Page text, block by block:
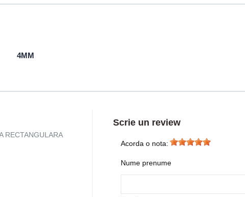
4MM
RECTANGULARA
Scrie un review
Acorda o nota:
Nume prenume